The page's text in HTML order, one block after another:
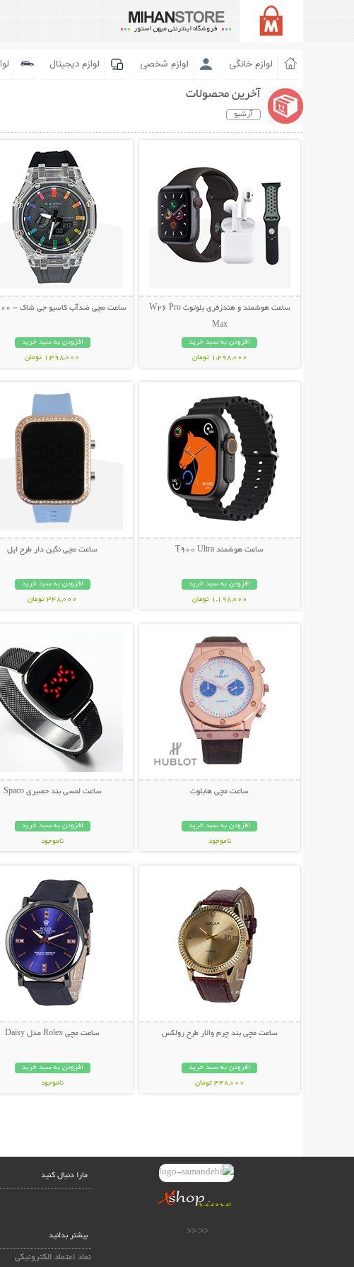
لوازم خانگی لوازم شخصی لوازم دیجیتال
آخرین محصولات
آرشیو
ساعت هوشمند و هندزفری بلوتوث W26 Pro
Max
افزودن به سبد خرید
1,298,000 تومان
ساعت مچی ضدآب کاسیو جی شاک - GA2100
افزودن به سبد خرید
1,398,000 تومان
ساعت هوشمند T900 Ultra
افزودن به سبد خرید
1,198,000 تومان
ساعت مچی نگین دار طرح اپل
افزودن به سبد خرید
348,000 تومان
ساعت مچی هابلوت
افزودن به سبد خرید
ناموجود
ساعت لمسی بند حصیری Spaco
افزودن به سبد خرید
ناموجود
ساعت مچی بند چرم والار طرح رولکس
افزودن به سبد خرید
348,000 تومان
ساعت مچی Rolex مدل Daisy
افزودن به سبد خرید
ناموجود
<< <<
مارا دنبال کنید
بیشتر بدانید
نماد اعتماد الکترونیکی